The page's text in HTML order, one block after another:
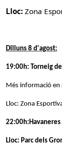
Lloc: Zona
Dilluns 8 d'agost:
19:00h: Torneig
Més informació en
Lloc: Zona
22:00h:Havaneres
Lloc: Parc dels